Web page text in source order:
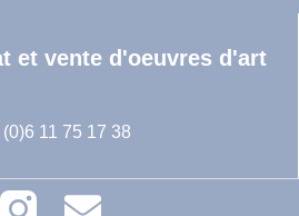
et vente d'oeuvres d'art
(0)6 11 75 17 38